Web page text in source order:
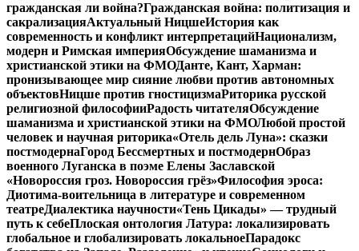
гражданская ли война?Гражданская война: политизация и
сакрализацияАктуальный НицшеИстория как
современность и конфликт интерпретацийНационализм,
модерн и Римская империяОбсуждение шаманизма и
христианской этики на ФМОДанте, Кант, Харман:
пронизывающее мир сияние любви против автономных
объектовНицше против гностицизмаРиторика русской
религиозной философииРадость читателяОбсуждение
шаманизма и христианской этики на ФМОЛюбой простой
человек и научная риторика«Отель дель Луна»: сказки
постмодернаГород Бессмертных и постмодернОбраз
военного Луганска в поэме Елены Заславской
«Новороссия гроз. Новороссия грёз»Философия эроса:
Диотима-воительница в литературе и современном
театреДиалектика научности«Тень Цикады» — трудный
путь к себеПлоская онтология Латура: локализировать
глобальное и глобализировать локальноеПарадокс